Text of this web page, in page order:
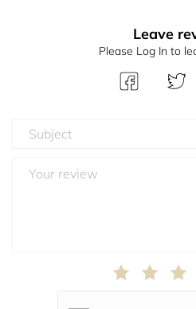
Leave
Please Log In to